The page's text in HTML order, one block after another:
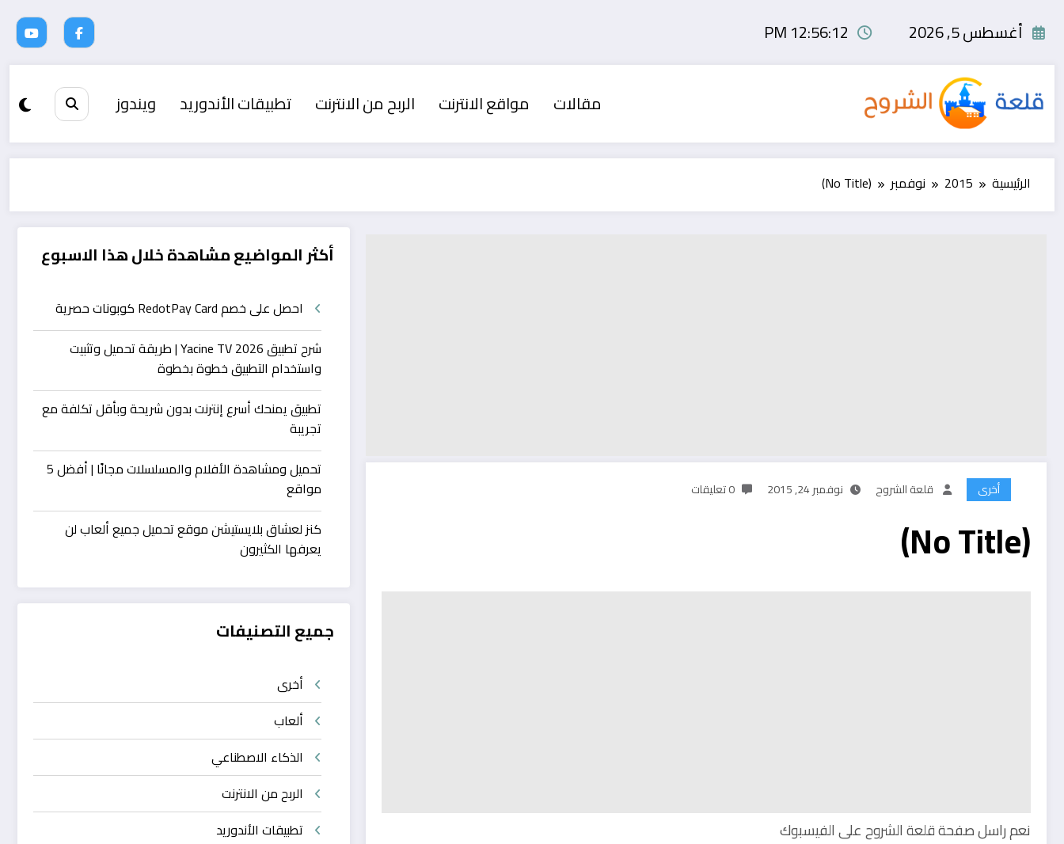
أغسطس 5, 2026 12:56:12 PM
مقالات مواقع الانترنت الربح من الانترنت تطبيقات الأندوريد ويندوز
الرئيسية 2015 نوفمبر (No Title)
أخرى قلعة الشروح نوفمبر 24, 2015 0 تعليقات
(No Title)
نعم راسل صفحة قلعة الشروح على الفيسبوك
أكثر المواضيع مشاهدة خلال هذا الاسبوع
احصل على خصم RedotPay Card كوبونات حصرية
شرح تطبيق Yacine TV 2026 | طريقة تحميل وتثبيت
واستخدام التطبيق خطوة بخطوة
تطبيق يمنحك أسرع إنترنت بدون شريحة وبأقل تكلفة مع
تجريبة
تحميل ومشاهدة الأفلام والمسلسلات مجانًا | أفضل 5
مواقع
كنز لعشاق بلايستيشن موقع تحميل جميع ألعاب لن
يعرفها الكثيرون
جميع التصنيفات
أخرى
ألعاب
الذكاء الاصطناعي
الربح من الانترنت
تطبيقات الأندوريد